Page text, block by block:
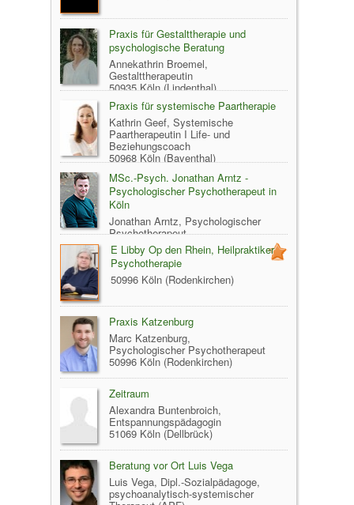
Praxis für Gestalttherapie und
psychologische Beratung
Annekathrin Broemel,
Gestalttherapeutin
50935 Köln (Lindenthal)
Praxis für systemische Paartherapie
Kathrin Geef, Systemische
Paartherapeutin I Life- und
Beziehungscoach
50968 Köln (Bayenthal)
MSc.-Psych. Jonathan Arntz -
Psychologischer Psychotherapeut in
Köln
Jonathan Arntz, Psychologischer
Psychotherapeut
50968 Köln (Marienburg)
E Libby Op den Rhein, Heilpraktiker
Psychotherapie
50996 Köln (Rodenkirchen)
Praxis Katzenburg
Marc Katzenburg,
Psychologischer Psychotherapeut
50996 Köln (Rodenkirchen)
Zeitraum
Alexandra Buntenbroich,
Entspannungspädagogin
51069 Köln (Dellbrück)
Beratung vor Ort Luis Vega
Luis Vega, Dipl.-Sozialpädagoge,
psychoanalytisch-systemischer